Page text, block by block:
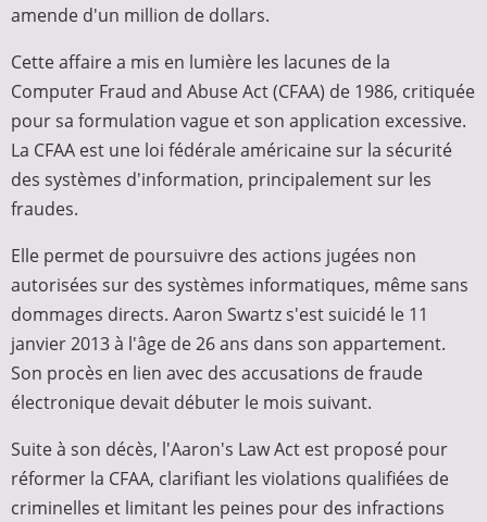
amende d'un million de dollars.
Cette affaire a mis en lumière les lacunes de la
Computer Fraud and Abuse Act (CFAA) de 1986, critiquée
pour sa formulation vague et son application excessive.
La CFAA est une loi fédérale américaine sur la sécurité
des systèmes d'information, principalement sur les
fraudes.
Elle permet de poursuivre des actions jugées non
autorisées sur des systèmes informatiques, même sans
dommages directs. Aaron Swartz s'est suicidé le 11
janvier 2013 à l'âge de 26 ans dans son appartement.
Son procès en lien avec des accusations de fraude
électronique devait débuter le mois suivant.
Suite à son décès, l'Aaron's Law Act est proposé pour
réformer la CFAA, clarifiant les violations qualifiées de
criminelles et limitant les peines pour des infractions